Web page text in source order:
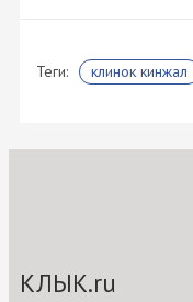
Теги: клинок кинжал
КЛЫК.ru